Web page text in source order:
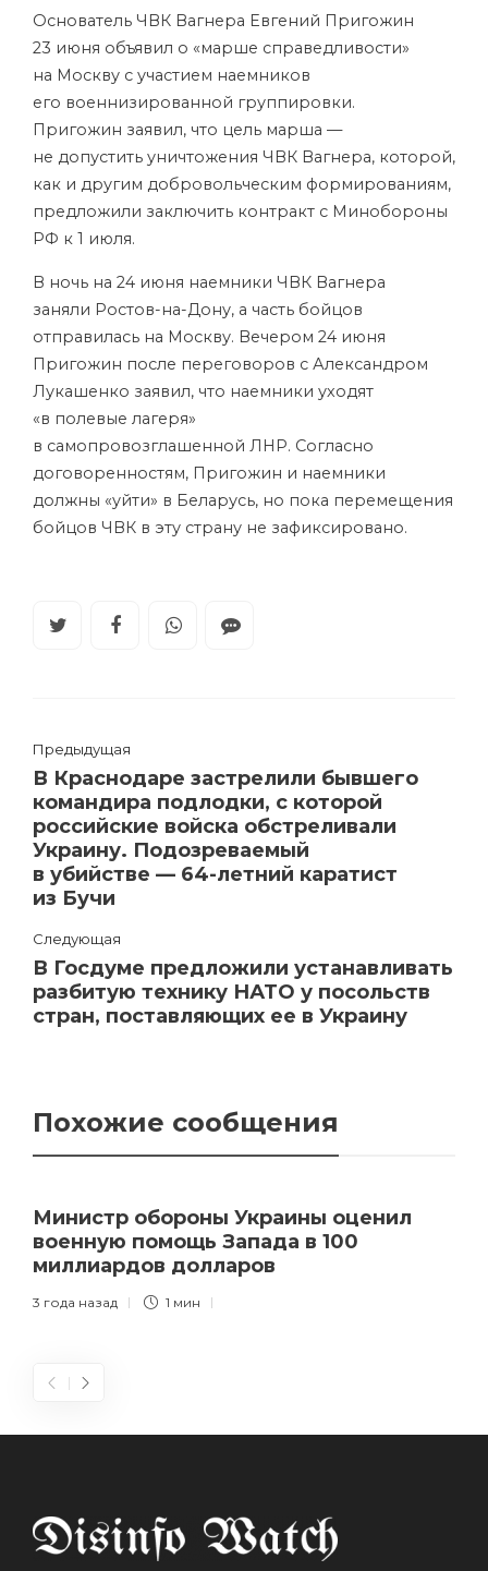
Основатель ЧВК Вагнера Евгений Пригожин
23 июня объявил о «марше справедливости»
на Москву с участием наемников
его военнизированной группировки.
Пригожин заявил, что цель марша —
не допустить уничтожения ЧВК Вагнера, которой,
как и другим добровольческим формированиям,
предложили заключить контракт с Минобороны
РФ к 1 июля.
В ночь на 24 июня наемники ЧВК Вагнера
заняли Ростов-на-Дону, а часть бойцов
отправилась на Москву. Вечером 24 июня
Пригожин после переговоров с Александром
Лукашенко заявил, что наемники уходят
«в полевые лагеря»
в самопровозглашенной ЛНР. Согласно
договоренностям, Пригожин и наемники
должны «уйти» в Беларусь, но пока перемещения
бойцов ЧВК в эту страну не зафиксировано.
Предыдущая
В Краснодаре застрелили бывшего
командира подлодки, с которой
российские войска обстреливали
Украину. Подозреваемый
в убийстве — 64-летний каратист
из Бучи
Следующая
В Госдуме предложили устанавливать
разбитую технику НАТО у посольств
стран, поставляющих ее в Украину
Похожие сообщения
Министр обороны Украины оценил
военную помощь Запада в 100
миллиардов долларов
3 года назад 1 мин